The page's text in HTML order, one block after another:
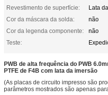
Revestimento de superfície:
Lata
Cor da máscara da solda:
não
Cor da legenda componente:
não
Teste:
PWB de alta frequência do PWB
PTFE de F4B com lata da imersão
(As placas de circuito impresso são
parâmetros mostrados são apenas